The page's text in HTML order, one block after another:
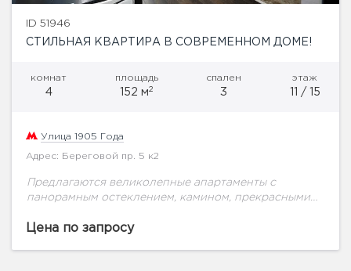
ID 51946
СТИЛЬНАЯ КВАРТИРА В СОВРЕМЕННОМ ДОМЕ!
комнат
4
площадь
152 м2
спален
3
этаж
11 / 15
Улица 1905 Года
Адрес: Береговой пр. 5 к2
Предлагаются великолепные апартаменты с
панорамным остеклением, камином, прекрасными
бизнес-класса расположен в Западном АО Москвы
Цена по запросу